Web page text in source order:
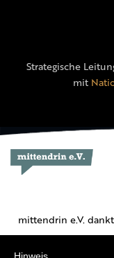
Strategische
mit
mittendrin e.V.